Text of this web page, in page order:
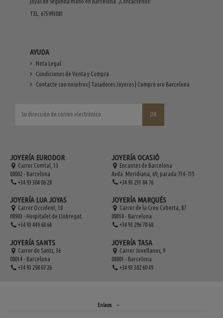
TEL. 675993081
AYUDA
Nota Legal
Condiciones de Venta y Compra
Contacte con nosotros | Tasadores Joyeros | Compro oro Barcelona
JOYERÍA EURODOR
Carrer Comtal, 13
08002 - Barcelona
+34 93 304 06 28
JOYERÍA LUA JOYAS
Carrer Occident, 18
08903 - Hospitalet de Llobregat
+34 93 449 68 64
JOYERÍA SANTS
Carrer de Sants, 36
08014 - Barcelona
+34 93 298 07 26
JOYERÍA OCASIÓ
Encantes de Barcelona
Avda. Meridiana, 69, parada 714-715
+34 93 231 84 76
JOYERÍA MARQUÉS
Carrer de la Creu Coberta, 87
08014 - Barcelona
+34 93 296 70 68
JOYERÍA TASA
Carrer Jovellanos, 9
08001 - Barcelona
+34 93 302 60 49
Enlaces